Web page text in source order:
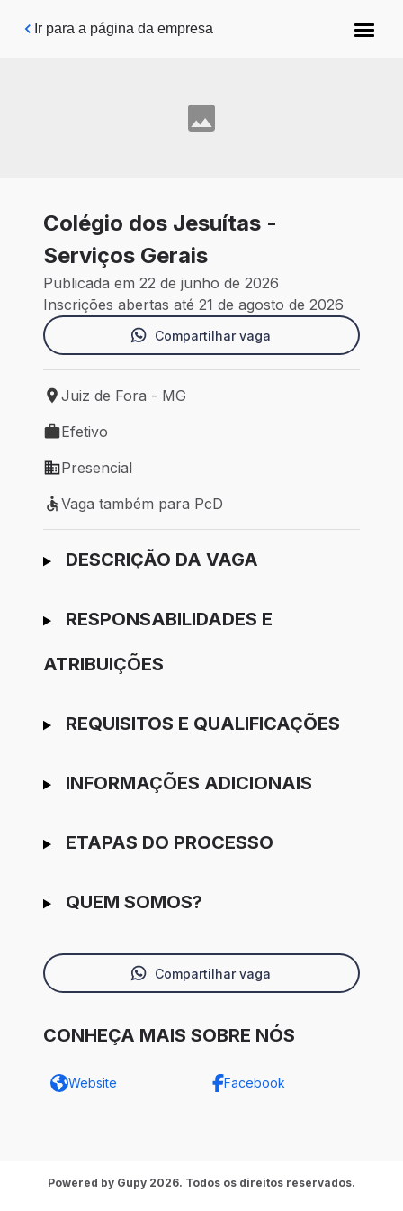
Pular para o conteúdo principal
Ir para a página da empresa
Colégio dos Jesuítas -
Serviços Gerais
Publicada em 22 de junho de 2026
Inscrições abertas até 21 de agosto de 2026
Compartilhar vaga
Local de trabalho: Juiz de Fora - MG
Juiz de Fora - MG
Tipo de vaga: Efetivo
Efetivo
Modelo de trabalho: Presencial
Presencial
Vaga também para PcD
Vaga também para PcD
Ir para candidatura
DESCRIÇÃO DA VAGA
RESPONSABILIDADES E
ATRIBUIÇÕES
REQUISITOS E QUALIFICAÇÕES
INFORMAÇÕES ADICIONAIS
ETAPAS DO PROCESSO
QUEM SOMOS?
Compartilhar vaga
CONHEÇA MAIS SOBRE NÓS
Website Facebook
Powered by Gupy 2026. Todos os direitos reservados.